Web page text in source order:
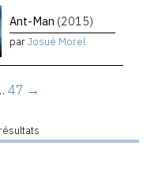
Ant-Man (2015)
parJosué Morel
47 →